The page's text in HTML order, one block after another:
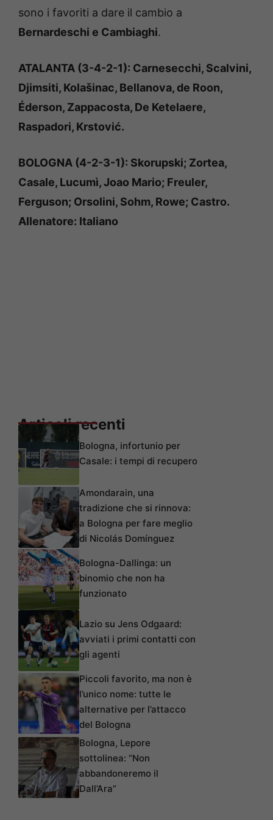
sono i favoriti a dare il cambio a
Bernardeschi e Cambiaghi.
ATALANTA (3-4-2-1): Carnesecchi, Scalvini,
Djimsiti, Kolašinac, Bellanova, de Roon,
Éderson, Zappacosta, De Ketelaere,
Raspadori, Krstović.
BOLOGNA (4-2-3-1): Skorupski; Zortea,
Casale, Lucumì, Joao Mario; Freuler,
Ferguson; Orsolini, Sohm, Rowe; Castro.
Allenatore: Italiano
Articoli recenti
Bologna, infortunio per
Casale: i tempi di recupero
Amondarain, una
tradizione che si rinnova:
a Bologna per fare meglio
di Nicolás Domínguez
Bologna-Dallinga: un
binomio che non ha
funzionato
Lazio su Jens Odgaard:
avviati i primi contatti con
gli agenti
Piccoli favorito, ma non è
l’unico nome: tutte le
alternative per l’attacco
del Bologna
Bologna, Lepore
sottolinea: “Non
abbandoneremo il
Dall’Ara”